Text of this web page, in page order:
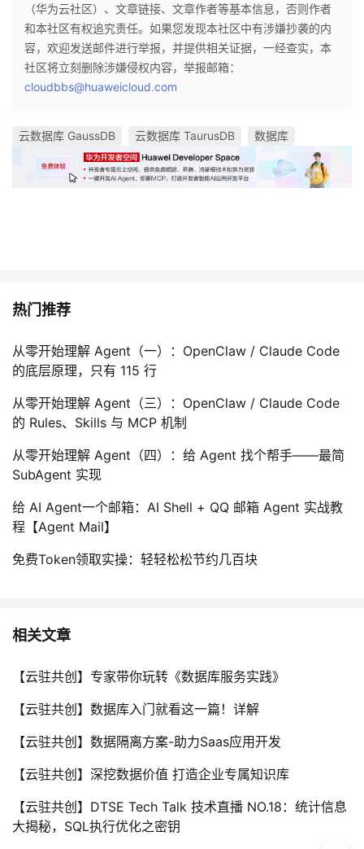
（华为云社区）、文章链接、文章作者等基本信息，否则作者
和本社区有权追究责任。如果您发现本社区中有涉嫌抄袭的内
容，欢迎发送邮件进行举报，并提供相关证据，一经查实，本
社区将立刻删除涉嫌侵权内容，举报邮箱：
cloudbbs@huaweicloud.com
云数据库 GaussDB 云数据库 TaurusDB 数据库
热门推荐
从零开始理解 Agent（一）：OpenClaw / Claude Code
的底层原理，只有 115 行
从零开始理解 Agent（三）：OpenClaw / Claude Code
的 Rules、Skills 与 MCP 机制
从零开始理解 Agent（四）：给 Agent 找个帮手——最简
SubAgent 实现
给 AI Agent一个邮箱：AI Shell + QQ 邮箱 Agent 实战教
程【Agent Mail】
免费Token领取实操：轻轻松松节约几百块
相关文章
【云驻共创】专家带你玩转《数据库服务实践》
【云驻共创】数据库入门就看这一篇！详解
【云驻共创】数据隔离方案-助力Saas应用开发
【云驻共创】深挖数据价值 打造企业专属知识库
【云驻共创】DTSE Tech Talk 技术直播 NO.18：统计信息
大揭秘，SQL执行优化之密钥